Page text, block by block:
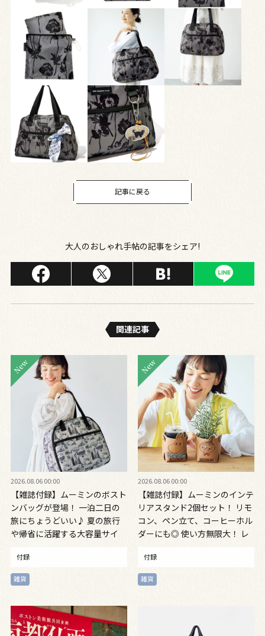
記事に戻る
大人のおしゃれ手帖の記事をシェア!
関連記事
2026.08.06 00:00
【雑誌付録】ムーミンのボスト
ンバッグが登場！ 一泊二日の
旅にちょうどいい♪ 夏の旅行
や帰省に活躍する大容量サイ
付録
雑貨
2026.08.06 00:00
【雑誌付録】ムーミンのインテ
リアスタンド2個セット！ リモ
コン、ペン立て、コーヒーホル
ダーにも◎ 使い方無限大！ レ
スクのアクセントに！ 大人の
おしゃれ手帖９月号増刊
付録
雑貨